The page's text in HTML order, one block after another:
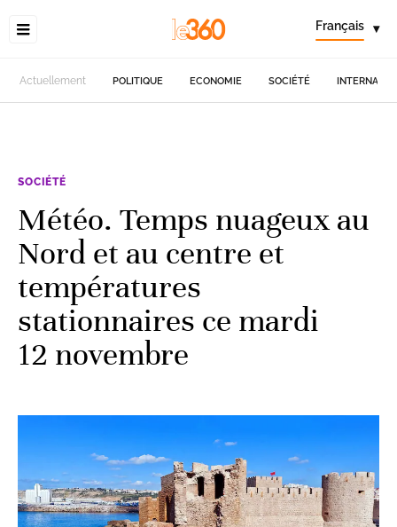
Français ▾
Actuellement POLITIQUE ECONOMIE SOCIÉTÉ
SOCIÉTÉ
Météo. Temps nuageux au
Nord et au centre et
températures
stationnaires ce mardi
12 novembre